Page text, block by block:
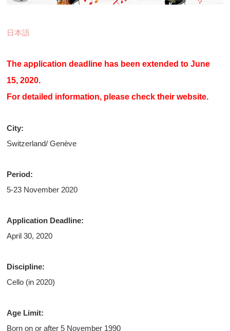
日本語
The application deadline has been extended to June
15, 2020.
For detailed information, please check their website.
City:
Switzerland/ Genève
Period:
5-23 November 2020
Application Deadline:
April 30, 2020
Discipline:
Cello (in 2020)
Age Limit:
Born on or after 5 November 1990